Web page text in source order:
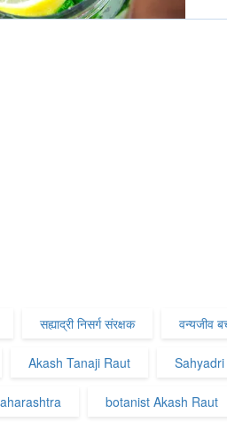
सह्याद्री निसर्ग संरक्षक वन्यजीव
Akash Tanaji Raut
botanist Akash Raut